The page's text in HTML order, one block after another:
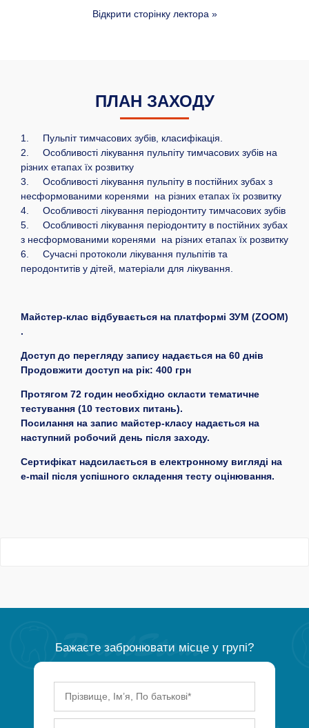
Відкрити сторінку лектора »
ПЛАН ЗАХОДУ
1. Пульпіт тимчасових зубів, класифікація.
2. Особливості лікування пульпіту тимчасових зубів на
різних етапах їх розвитку
3. Особливості лікування пульпіту в постійних зубах з
несформованими коренями на різних етапах їх розвитку
4. Особливості лікування періодонтиту тимчасових зубів
5. Особливості лікування періодонтиту в постійних зубах
з несформованими коренями на різних етапах їх розвитку
6. Сучасні протоколи лікування пульпітів та
перодонтитів у дітей, матеріали для лікування.
Майстер-клас відбувається на платформі ЗУМ (ZOOM)
.
Доступ до перегляду запису надається на 60 днів
Продовжити доступ на рік: 400 грн
Протягом 72 годин необхідно скласти тематичне
тестування (10 тестових питань).
Посилання на запис майстер-класу надається на
наступний робочий день після заходу.
Сертифікат надсилається в електронному вигляді на
e-mail після успішного складення тесту оцінювання.
Бажаєте забронювати місце у групі?